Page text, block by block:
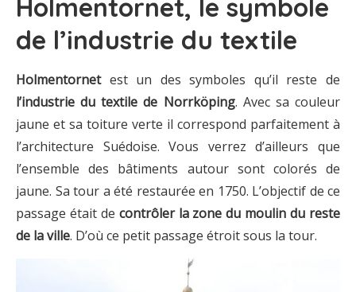
Holmentornet, le symbole
de l’industrie du textile
Holmentornetest un des symboles qu’il reste de
l’industrie du textile de Norrköping. Avec sa couleur
jaune et sa toiture verte il correspond parfaitement à
l’architecture Suédoise. Vous verrez d’ailleurs que
l’ensemble des bâtiments autour sont colorés de
jaune. Sa tour a été restaurée en 1750. L’objectif de ce
passage était de contrôler la zone du moulin du reste
de la ville. D’où ce petit passage étroit sous la tour.